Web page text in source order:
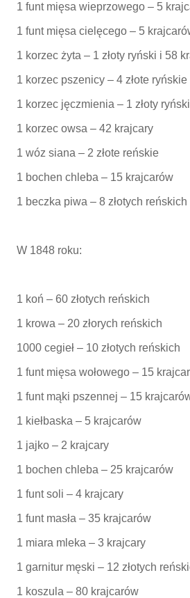
1 funt mięsa wieprzowego – 5
1 funt mięsa cielęcego – 5
1 korzec żyta – 1 złoty ryński i 58
1 korzec pszenicy – 4 złote ryńskie
1 korzec jęczmienia – 1 złoty
1 korzec owsa – 42 krajcary
1 wóz siana – 2 złote reńskie
1 bochen chleba – 15 krajcarów
1 beczka piwa – 8 złotych reńskich
W 1848 roku:
1 koń – 60 złotych reńskich
1 krowa – 20 złorych reńskich
1000 cegieł – 10 złotych reńskich
1 funt mięsa wołowego – 15
1 funt mąki pszennej – 15
1 kiełbaska – 5 krajcarów
1 jajko – 2 krajcary
1 bochen chleba – 25 krajcarów
1 funt soli – 4 krajcary
1 funt masła – 35 krajcarów
1 miara mleka – 3 krajcary
1 garnitur męski – 12 złotych
1 koszula – 80 krajcarów